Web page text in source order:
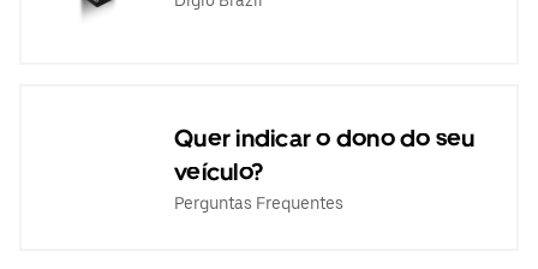
Quer indicar o dono do seu
veículo?
Perguntas Frequentes